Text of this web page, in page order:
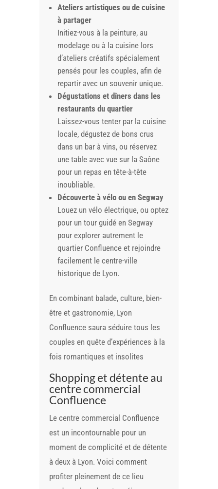
Ateliers artistiques ou de cuisine
à partager
Initiez-vous à la peinture, au
modelage ou à la cuisine lors
d’ateliers créatifs spécialement
pensés pour les couples, afin de
repartir avec un souvenir unique.
Dégustations et dîners dans les
restaurants du quartier
Laissez-vous tenter par la cuisine
locale, dégustez de bons crus
dans un bar à vins, ou réservez
une table avec vue sur la Saône
pour un repas en tête-à-tête
inoubliable.
Découverte à vélo ou en Segway
Louez un vélo électrique, ou optez
pour un tour guidé en Segway
pour explorer autrement le
quartier Confluence et rejoindre
facilement le centre-ville
historique de Lyon.
En combinant balade, culture, bien-
être et gastronomie, Lyon
Confluence saura séduire tous les
couples en quête d’expériences à la
fois romantiques et insolites
Shopping et détente au
centre commercial
Confluence
Le centre commercial Confluence
est un incontournable pour un
moment de complicité et de détente
à deux à Lyon. Voici comment
profiter pleinement de ce lieu